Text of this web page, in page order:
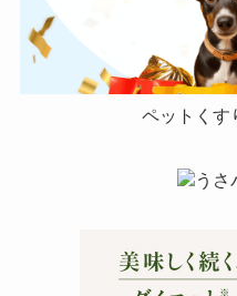
ペットくす
うさ